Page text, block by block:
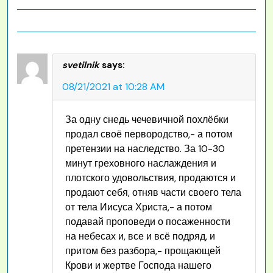
svetilnik says:
08/21/2021 at 10:28 AM
За одну снедь чечевичной похлёбки
продал своё первородство,- а потом
претензии на наследство. За 10-30
минут греховного наслаждения и
плотского удовольствия, продаются и
продают себя, отняв части своего тела
от тела Иисуса Христа,- а потом
подавай проповеди о посаженности
на небесах и, все и всё подряд, и
притом без разбора,- прощающей
Крови и жертве Господа нашего